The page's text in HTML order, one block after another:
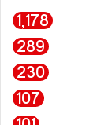
1٬178
289
230
107